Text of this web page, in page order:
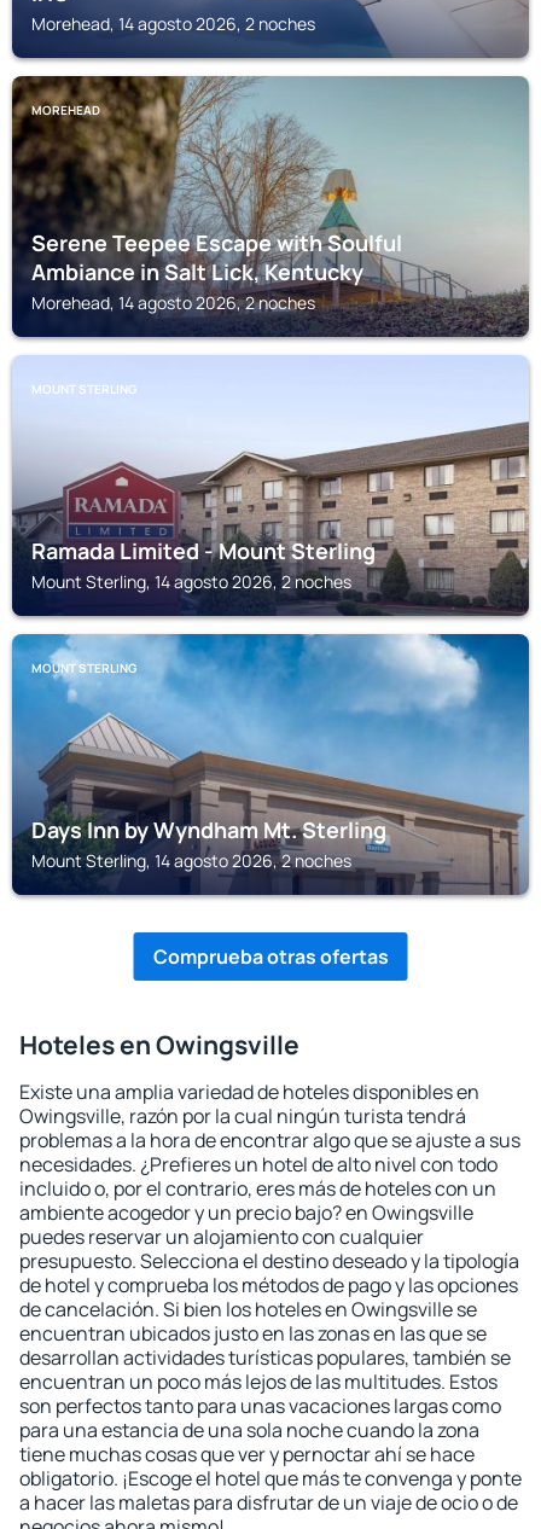
Morehead, 14 agosto 2026, 2 noches
MOREHEAD
Serene Teepee Escape with Soulful
Ambiance in Salt Lick, Kentucky
Morehead, 14 agosto 2026, 2 noches
MOUNT STERLING
Ramada Limited - Mount Sterling
Mount Sterling, 14 agosto 2026, 2 noches
MOUNT STERLING
Days Inn by Wyndham Mt. Sterling
Mount Sterling, 14 agosto 2026, 2 noches
Comprueba otras ofertas
Hoteles en Owingsville
Existe una amplia variedad de hoteles disponibles en
Owingsville, razón por la cual ningún turista tendrá
problemas a la hora de encontrar algo que se ajuste a sus
necesidades. ¿Prefieres un hotel de alto nivel con todo
incluido o, por el contrario, eres más de hoteles con un
ambiente acogedor y un precio bajo? en Owingsville
puedes reservar un alojamiento con cualquier
presupuesto. Selecciona el destino deseado y la tipología
de hotel y comprueba los métodos de pago y las opciones
de cancelación. Si bien los hoteles en Owingsville se
encuentran ubicados justo en las zonas en las que se
desarrollan actividades turísticas populares, también se
encuentran un poco más lejos de las multitudes. Estos
son perfectos tanto para unas vacaciones largas como
para una estancia de una sola noche cuando la zona
tiene muchas cosas que ver y pernoctar ahí se hace
obligatorio. ¡Escoge el hotel que más te convenga y ponte
a hacer las maletas para disfrutar de un viaje de ocio o de